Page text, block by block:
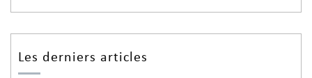
Les derniers articles